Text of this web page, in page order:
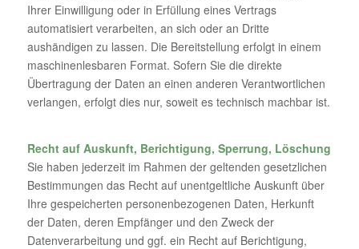
Ihrer Einwilligung oder in Erfüllung eines Vertrags
automatisiert verarbeiten, an sich oder an Dritte
aushändigen zu lassen. Die Bereitstellung erfolgt in einem
maschinenlesbaren Format. Sofern Sie die direkte
Übertragung der Daten an einen anderen Verantwortlichen
verlangen, erfolgt dies nur, soweit es technisch machbar ist.
Recht auf Auskunft, Berichtigung, Sperrung, Löschung
Sie haben jederzeit im Rahmen der geltenden gesetzlichen
Bestimmungen das Recht auf unentgeltliche Auskunft über
Ihre gespeicherten personenbezogenen Daten, Herkunft
der Daten, deren Empfänger und den Zweck der
Datenverarbeitung und ggf. ein Recht auf Berichtigung,